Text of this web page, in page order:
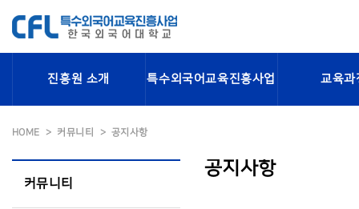
진흥원 소개 특수외국어교육진흥사업 교육과
HOME 커뮤니티 공지사항
커뮤니티
공지사항